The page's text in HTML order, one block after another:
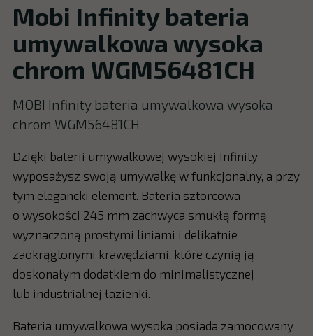
Mobi Infinity bateria
umywalkowa wysoka
chrom WGM56481CH
MOBI Infinity bateria umywalkowa wysoka
chrom WGM56481CH
Dzięki baterii umywalkowej wysokiej Infinity
wyposażysz swoją umywalkę w funkcjonalny, a przy
tym elegancki element. Bateria sztorcowa
o wysokości 245 mm zachwyca smukłą formą
wyznaczoną prostymi liniami i delikatnie
zaokrąglonymi krawędziami, które czynią ją
doskonałym dodatkiem do minimalistycznej
lub industrialnej łazienki.
Bateria umywalkowa wysoka posiada zamocowany